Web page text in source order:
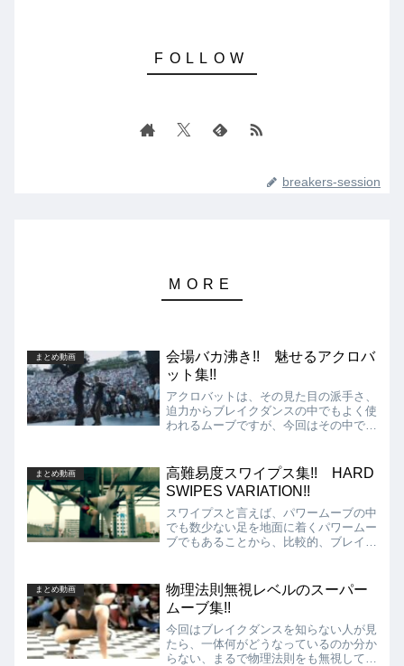
breakers-session
まとめ動画
会場バカ沸き!! 魅せるアクロバ
ット集!!
アクロバットは、その見た目の派手さ、
迫力からブレイクダンスの中でもよく使
われるムーブですが、今回はその中で
ト」を集めた動画を紹介します!!
まとめ動画
高難易度スワイプス集!! HARD
SWIPES VARIATION!!
スワイプスと言えば、パワームーブの中
でも数少ない足を地面に着くパワームー
ブでもあることから、比較的、ブレイキ
ることが多いですが、今回の動画では、
そんな簡単なハズなスワイプスを高難度
な技に昇華させた動画を集めた映像を紹
介します!!
まとめ動画
物理法則無視レベルのスーパー
ムーブ集!!
今回はブレイクダンスを知らない人が見
たら、一体何がどうなっているのか分か
らない、まるで物理法則をも無視してい